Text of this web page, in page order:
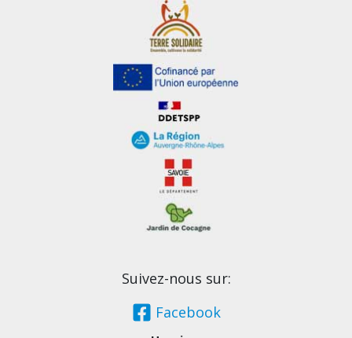
Suivez-nous sur:
Facebook